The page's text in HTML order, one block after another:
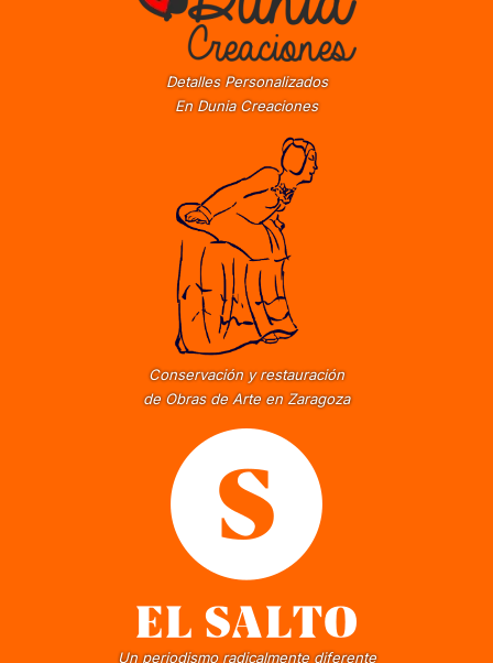
Detalles Personalizados
En Dunia Creaciones
Conservación y restauración
de Obras de Arte en Zaragoza
Un periodismo radicalmente diferente